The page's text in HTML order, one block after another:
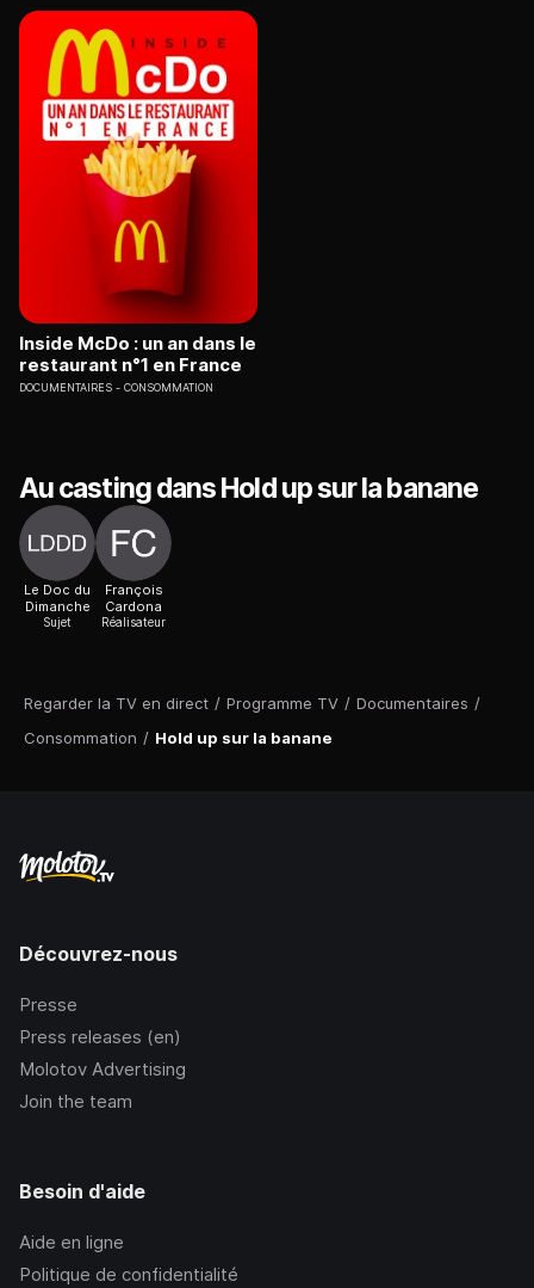
Regarder la TV en direct / Programme TV / Documentaires /
Consommation / Hold up sur la banane
Inside McDo : un an dans le
restaurant n°1 en France
DOCUMENTAIRES CONSOMMATION
Au casting dans Hold up sur la banane
Le Doc du
Dimanche
Sujet
François
Cardona
Réalisateur
Découvrez-nous
Presse
Press releases (en)
Molotov Advertising
Join the team
Besoin d'aide
Aide en ligne
Politique de confidentialité